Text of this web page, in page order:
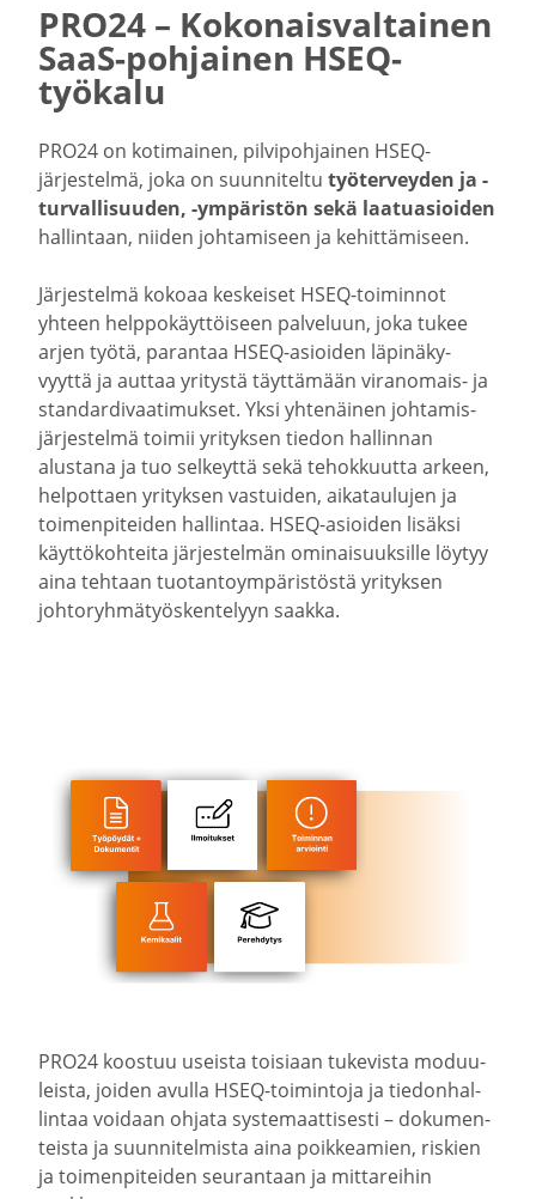
PRO24 – Kokonais­val­tainen
SaaS-​pohjainen HSEQ-​
työkalu
PRO24 on kotimainen, pilvi­poh­jainen HSEQ-​
järjestelmä, joka on suunni­teltu työter­veyden ja -​
turvallisuuden, -​ympäristön sekä laatu­asioiden
hallintaan, niiden johta­miseen ja kehit­tä­miseen.
Järjes­telmä kokoaa keskeiset HSEQ-​toiminnot
yhteen helppo­käyt­töiseen palveluun, joka tukee
arjen työtä, parantaa HSEQ-​asioiden läpinä­ky­
vyyttä ja auttaa yritystä täyttämään viranomais-​ ja
standar­di­vaa­ti­mukset. Yksi yhtenäinen johta­mis­
jär­jes­telmä toimii yrityksen tiedon hallinnan
alustana ja tuo selkeyttä sekä tehok­kuutta arkeen,
helpottaen yrityksen vastuiden, aikatau­lujen ja
toimen­pi­teiden hallintaa. HSEQ-​asioiden lisäksi
käyttö­koh­teita järjes­telmän ominai­suuk­sille löytyy
aina tehtaan tuotan­to­ym­pä­ris­töstä yrityksen
johto­ryh­mä­työs­ken­telyyn saakka.
PRO24 koostuu useista toisiaan tukevista moduu­
leista, joiden avulla HSEQ-​toimintoja ja tiedon­hal­
lintaa voidaan ohjata syste­maat­ti­sesti – dokumen­
teista ja suunni­tel­mista aina poikkeamien, riskien
ja toimen­pi­teiden seurantaan ja mitta­reihin